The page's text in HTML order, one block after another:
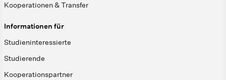
Kooperationen & Transfer
Informationen für
Studieninteressierte
Studierende
Kooperationspartner